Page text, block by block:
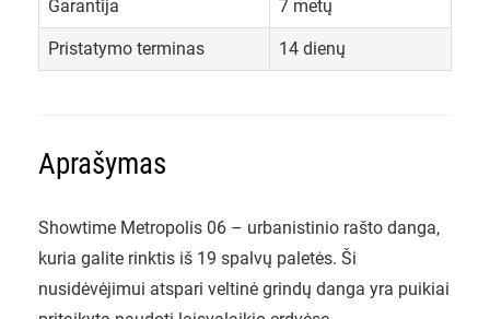
Garantija 7 metų
Pristatymo terminas 14 dienų
Aprašymas
Showtime Metropolis 06 – urbanistinio rašto danga,
kuria galite rinktis iš 19 spalvų paletės. Ši
nusidėvėjimui atspari veltinė grindų danga yra puikiai